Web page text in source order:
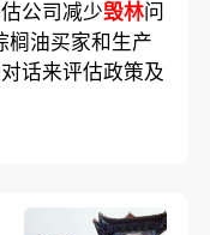
公司减少毁林问
榈油买家和生产
话来评估政策及